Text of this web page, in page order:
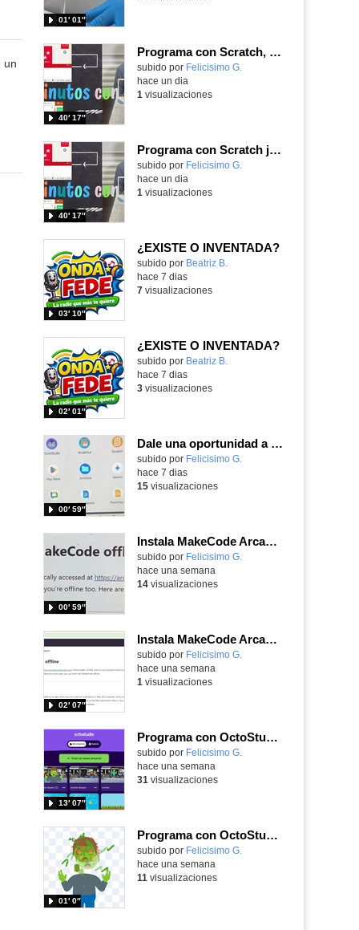
un
01′ 01″
Programa con Scratch, 8 diferentes juegos para vivir la emoción de los partidos de España en el mundial 2026
Contenido educativo.
subido por Felicisimo G.
40′ 17″
hace un dia
1 visualizaciones
Programa con Scratch juegos con los partidos del mundial 2026 ganados por España
Contenido educativo.
subido por Felicisimo G.
40′ 17″
hace un dia
1 visualizaciones
¿EXISTE O INVENTADA?
Contenido educativo.
subido por Beatriz B.
03′ 10″
hace 7 dias
7visualizaciones
¿EXISTE O INVENTADA?
Contenido educativo.
subido por Beatriz B.
02′ 01″
hace 7 dias
3visualizaciones
Dale una oportunidad a los Chromebooks y utiliza un proyector para realizar talleres si no tienes pantallas táctiles
Contenido educativo.
subido por Felicisimo G.
00′ 59″
hace 7 dias
15visualizaciones
Instala MakeCode Arcade para trabajar offline en tu tablet, ordenador, Chromebook
Contenido educativo.
subido por Felicisimo G.
00′ 59″
hace una semana
14visualizaciones
Instala MakeCode Arcade offline para programar grandes juegos sin necesidad de Internet
Contenido educativo.
subido por Felicisimo G.
02′ 07″
hace una semana
1 visualizaciones
Programa con OctoStudio, un juego de disparos contra Zombies con un cargador basado en el House of the dead
Contenido educativo.
subido por Felicisimo G.
13′ 07″
hace una semana
31 visualizaciones
Programa con OctoStudio, un juego homenajeando al House of the dead con Zombies
Contenido educativo.
subido por Felicisimo G.
01′ 0″
hace una semana
11 visualizaciones